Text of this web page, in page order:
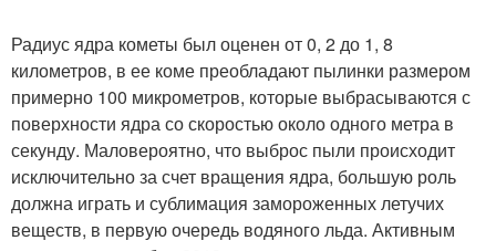
Радиус ядра кометы был оценен от 0, 2 до 1, 8
километров, в ее коме преобладают пылинки размером
примерно 100 микрометров, которые выбрасываются с
поверхности ядра со скоростью около одного метра в
секунду. Маловероятно, что выброс пыли происходит
исключительно за счет вращения ядра, большую роль
должна играть и сублимация замороженных летучих
веществ, в первую очередь водяного льда. Активным